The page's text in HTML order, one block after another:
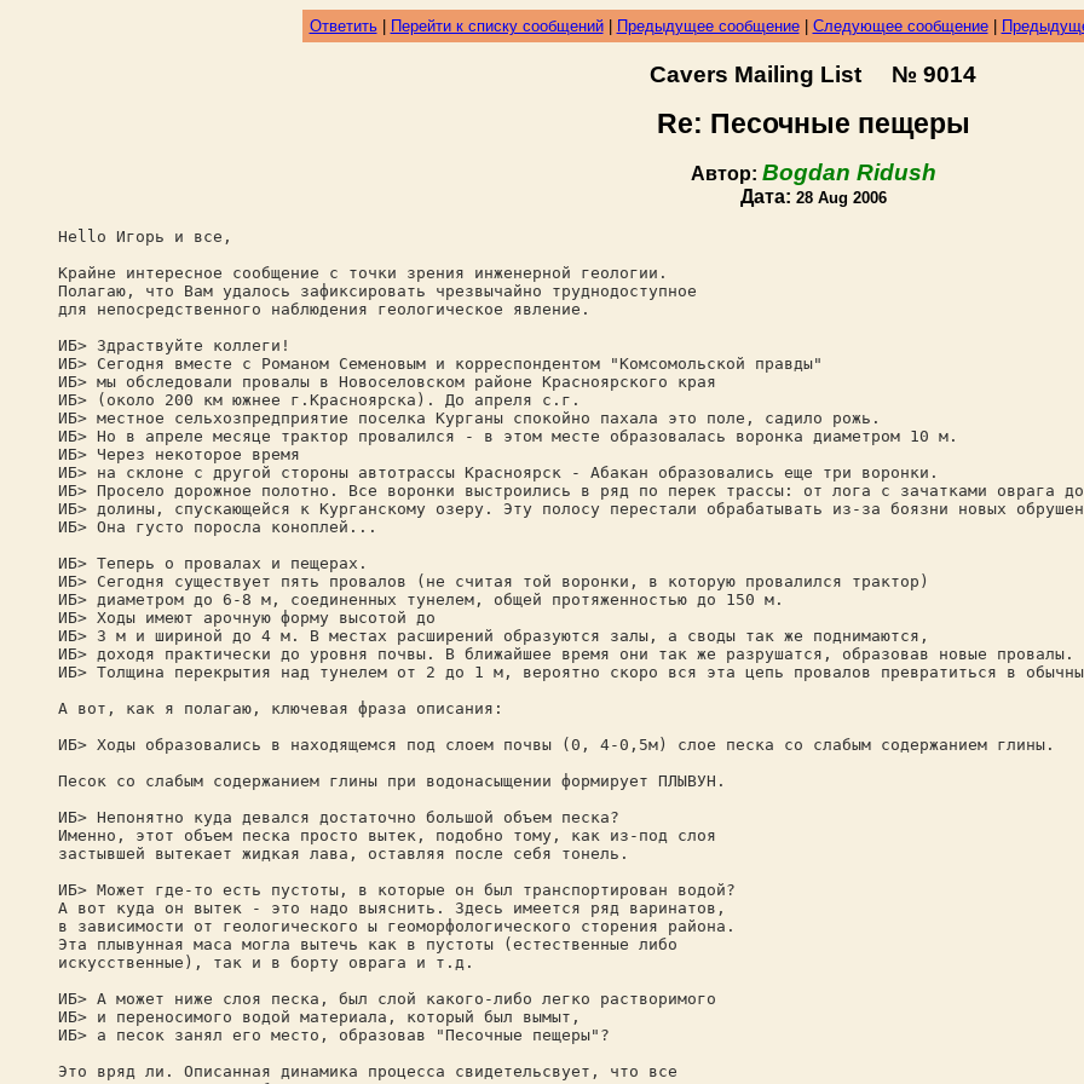
Ответить| Перейти к списку сообщений| Предыдущее сообщение| Следующее сообщение|
Cavers Mailing List № 9014
Re: Песочные пещеры
Автор: Bogdan Ridush
Дата: 28 Aug 2006
Hello Игорь и все,
Крайне интересное сообщение с точки зрения инженерной геологии.
Полагаю, что Вам удалось зафиксировать чрезвычайно труднодоступное
для непосредственного наблюдения геологическое явление.
ИБ> Здраствуйте коллеги!
ИБ> Сегодня вместе с Романом Семеновым и корреспондентом "Комсомольской правды"
ИБ> мы обследовали провалы в Новоселовском районе Красноярского края
ИБ> (около 200 км южнее г.Красноярска). До апреля с.г.
ИБ> местное сельхозпредприятие поселка Курганы спокойно пахала это поле, садило рожь.
ИБ> Но в апреле месяце трактор провалился - в этом месте образовалась воронка диаметром 10 м.
ИБ> Через некоторое время
ИБ> на склоне с другой стороны автотрассы Красноярск - Абакан образовались еще три воронки.
ИБ> Просело дорожное полотно. Все воронки выстроились в ряд по перек трассы: от лога с зачатками оврага до
ИБ> долины, спускающейся к Курганскому озеру. Эту полосу перестали обрабатывать из-за боязни новых
ИБ> Она густо поросла коноплей...
ИБ> Теперь о провалах и пещерах.
ИБ> Сегодня существует пять провалов (не считая той воронки, в которую провалился трактор)
ИБ> диаметром до 6-8 м, соединенных тунелем, общей протяженностью до 150 м.
ИБ> Ходы имеют арочную форму высотой до
ИБ> 3 м и шириной до 4 м. В местах расширений образуются залы, а своды так же поднимаются,
ИБ> доходя практически до уровня почвы. В ближайшее время они так же разрушатся, образовав новые провалы.
ИБ> Толщина перекрытия над тунелем от 2 до 1 м, вероятно скоро вся эта цепь провалов превратиться в
А вот, как я полагаю, ключевая фраза описания:
ИБ> Ходы образовались в находящемся под слоем почвы (0, 4-0,5м) слое песка со слабым содержанием глины.
Песок со слабым содержанием глины при водонасыщении формирует ПЛЫВУН.
ИБ> Непонятно куда девался достаточно большой объем песка?
Именно, этот объем песка просто вытек, подобно тому, как из-под слоя
застывшей вытекает жидкая лава, оставляя после себя тонель.
ИБ> Может где-то есть пустоты, в которые он был транспортирован водой?
А вот куда он вытек - это надо выяснить. Здесь имеется ряд варинатов,
в зависимости от геологического ы геоморфологического сторения района.
Эта плывунная маса могла вытечь как в пустоты (естественные либо
искусственные), так и в борту оврага и т.д.
ИБ> А может ниже слоя песка, был слой какого-либо легко растворимого
ИБ> и переносимого водой материала, который был вымыт,
ИБ> а песок занял его место, образовав "Песочные пещеры"?
Это вряд ли. Описанная динамика процесса свидетельсвует, что все